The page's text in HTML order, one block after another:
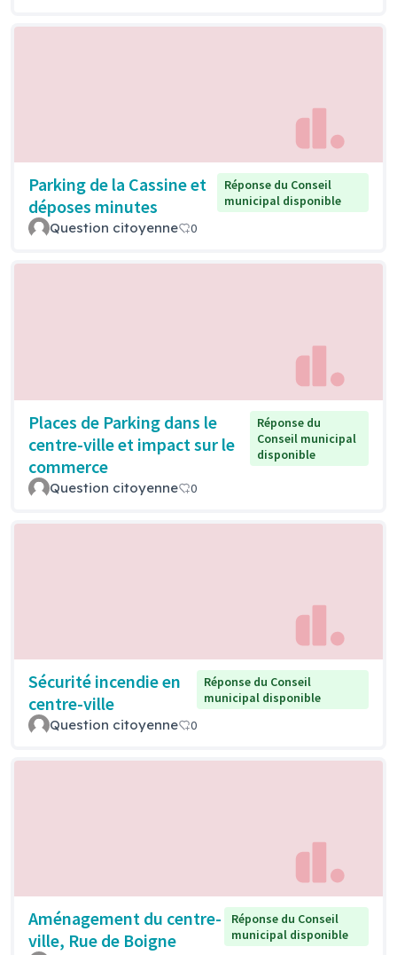
Parking de la Cassine et
déposes minutes
Réponse du Conseil
municipal disponible
Question citoyenne 0
Places de Parking dans le
centre-ville et impact sur le
commerce
Réponse du
Conseil municipal
disponible
Question citoyenne 0
Sécurité incendie en
centre-ville
Réponse du Conseil
municipal disponible
Question citoyenne 0
Aménagement du centre-
ville, Rue de Boigne
Réponse du Conseil
municipal disponible